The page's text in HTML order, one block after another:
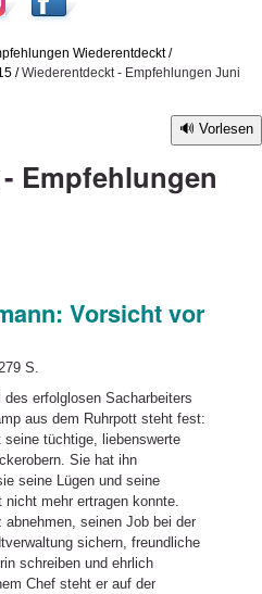
Wiederentdeckt /
/Wiederentdeckt - Empfehlungen Juni
Vorlesen
Empfehlungen
Vorsicht vor
S.
des erfolglosen Sacharbeiters
aus dem Ruhrpott steht fest:
seine tüchtige, liebenswerte
Sie hat ihn
seine Lügen und seine
nicht mehr ertragen konnte.
abnehmen, seinen Job bei der
sichern, freundliche
schreiben und ehrlich
Chef steht er auf der